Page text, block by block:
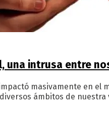
una intrusa entre
masivamente en
ámbitos de